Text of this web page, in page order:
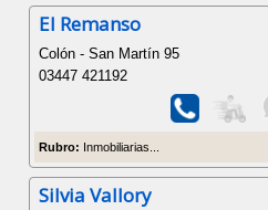
El Remanso
Colón - San Martín 95
03447 421192
Rubro: Inmobiliarias...
Silvia Vallory